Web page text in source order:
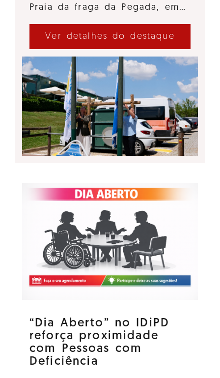
Praia da fraga da Pegada, em…
Ver detalhes do destaque
“Dia Aberto” no IDiPD
reforça proximidade
com Pessoas com
Deficiência